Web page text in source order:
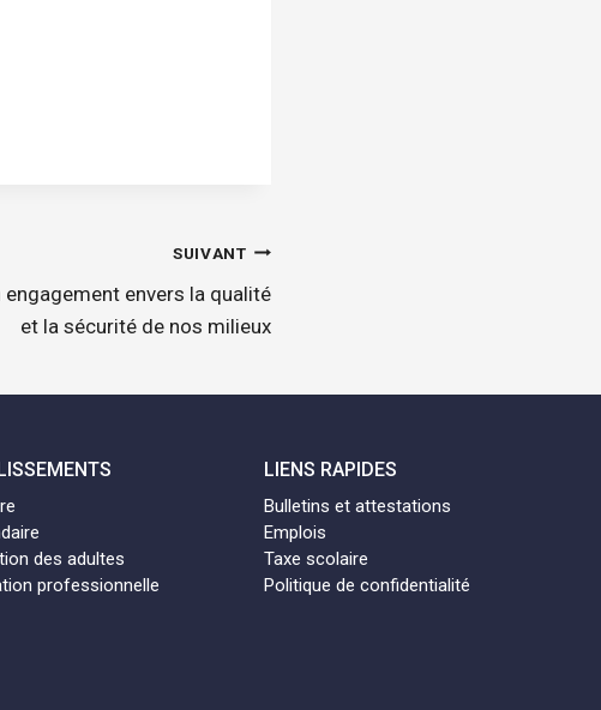
SUIVANT
engagement envers la qualité
et la sécurité de nos milieux
des adultes
professionnelle
LIENS RAPIDES
Bulletins et attestations
Emplois
Taxe scolaire
Politique de confidentialité